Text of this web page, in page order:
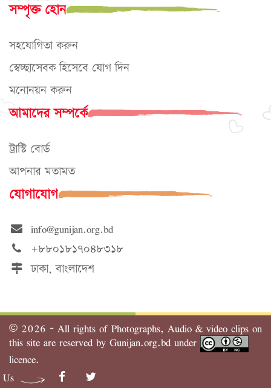
সম্পৃক্ত হোন
সহযোগিতা করুন
স্বেচ্ছাসেবক হিসেবে যোগ দিন
মনোনয়ন করুন
আমাদের সম্পর্কে
ট্রাস্টি বোর্ড
আপনার মতামত
যোগাযোগ
info@gunijan.org.bd
+৮৮০১৮১৭০৪৮৩১৮
ঢাকা, বাংলাদেশ
© 2026 - All rights of Photographs, Audio & video clips on
this site are reserved by Gunijan.org.bd under
licence.